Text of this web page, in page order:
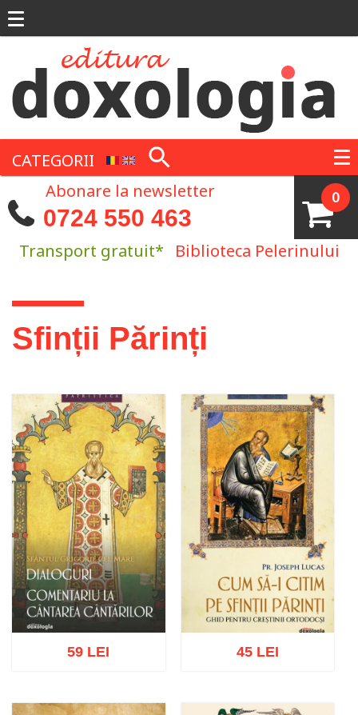
CATEGORII
0
Abonare la newsletter
0724 550 463
Transport gratuit* Biblioteca Pelerinului
Eşti aici
Sfinții Părinți
59 LEI 45 LEI